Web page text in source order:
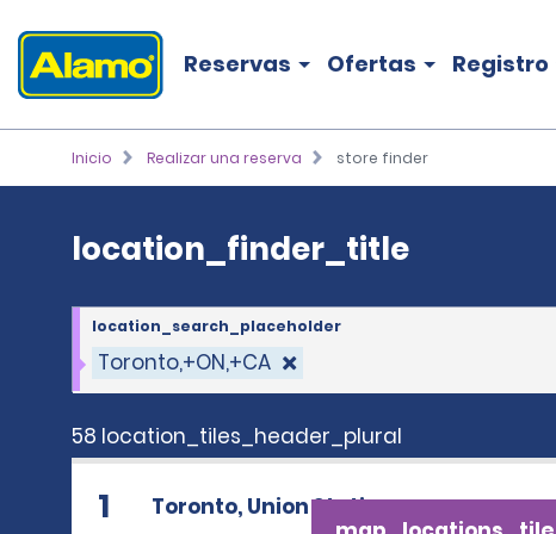
Reservas Ofertas Registro
Inicio Realizar una reserva store finder
location_finder_title
Toronto,+ON,+CA
location_search_placeholder
58 location_tiles_header_plural
1 Toronto, Union Station